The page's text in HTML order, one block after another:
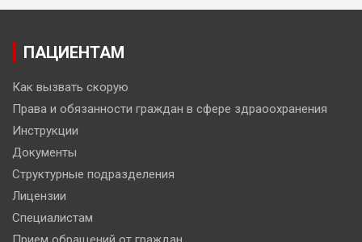
ПАЦИЕНТАМ
Как вызвать скорую
Права и обязанности граждан в сфере здраоохранения
Инструкции
Документы
Структурные подразделения
Лицензии
Специалистам